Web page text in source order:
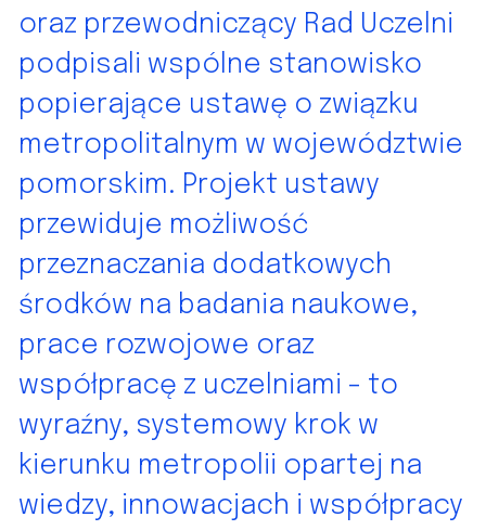
oraz przewodniczący Rad Uczelni
podpisali wspólne stanowisko
popierające ustawę o związku
metropolitalnym w województwie
pomorskim. Projekt ustawy
przewiduje możliwość
przeznaczania dodatkowych
środków na badania naukowe,
prace rozwojowe oraz
współpracę z uczelniami - to
wyraźny, systemowy krok w
kierunku metropolii opartej na
wiedzy, innowacjach i współpracy